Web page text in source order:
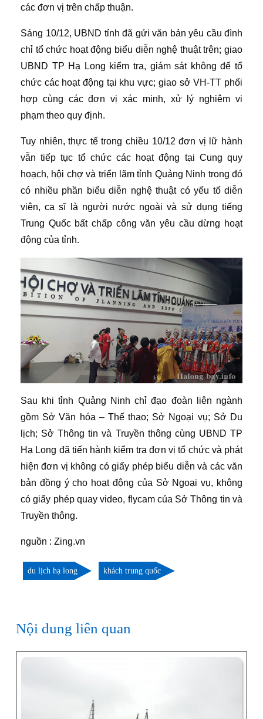
các đơn vị trên chấp thuận.
Sáng 10/12, UBND tỉnh đã gửi văn bản yêu cầu đình
chỉ tổ chức hoạt động biểu diễn nghệ thuật trên; giao
UBND TP Hạ Long kiểm tra, giám sát không để tổ
chức các hoạt động tại khu vực; giao sở VH-TT phối
hợp cùng các đơn vị xác minh, xử lý nghiêm vi
phạm theo quy định.
Tuy nhiên, thực tế trong chiều 10/12 đơn vị lữ hành
vẫn tiếp tục tổ chức các hoạt động tại Cung quy
hoạch, hội chợ và triển lãm tỉnh Quảng Ninh trong đó
có nhiều phần biểu diễn nghệ thuật có yếu tố diễn
viên, ca sĩ là người nước ngoài và sử dụng tiếng
Trung Quốc bất chấp công văn yêu cầu dừng hoạt
động của tỉnh.
Sau khi tỉnh Quảng Ninh chỉ đạo đoàn liên ngành
gồm Sở Văn hóa – Thể thao; Sở Ngoại vụ; Sở Du
lịch; Sở Thông tin và Truyền thông cùng UBND TP
Hạ Long đã tiến hành kiểm tra đơn vị tổ chức và phát
hiện đơn vị không có giấy phép biểu diễn và các văn
bản đồng ý cho hoạt động của Sở Ngoại vụ, không
có giấy phép quay video, flycam của Sở Thông tin và
Truyền thông.
nguồn : Zing.vn
du lịch hạ long khách trung quốc
Nội dung liên quan